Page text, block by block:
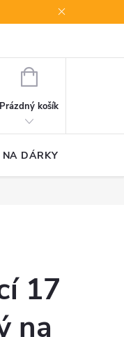
NÁKUPNÍ
Prázdný košík
DÁRKY
17
na